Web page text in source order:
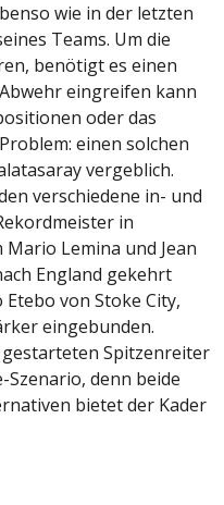
wie in der letzten
Teams. Um die
benötigt es einen
eingreifen kann
oder das
einen solchen
vergeblich.
verschiedene in- und
in
Lemina und Jean
England gekehrt
von Stoke City,
eingebunden.
Spitzenreiter
denn beide
bietet der Kader